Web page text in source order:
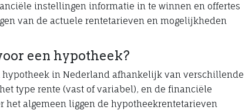
instellingen informatie in te winnen en offertes
van de actuele rentetarieven en mogelijkheden
een hypotheek?
in Nederland afhankelijk van verschillende
type rente (vast of variabel), en de financiële
algemeen liggen de hypotheekrentetarieven